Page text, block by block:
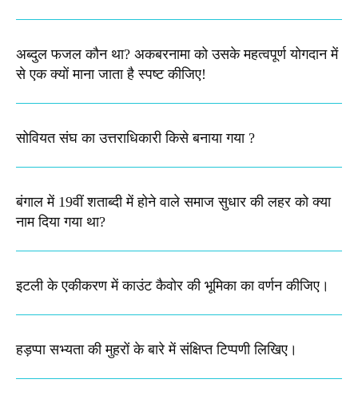
अब्दुल फजल कौन था? अकबरनामा को उसके महत्वपूर्ण योगदान में
से एक क्यों माना जाता है स्पष्ट कीजिए!
सोवियत संघ का उत्तराधिकारी किसे बनाया गया ?
बंगाल में 19वीं शताब्दी में होने वाले समाज सुधार की लहर को क्या
नाम दिया गया था?
इटली के एकीकरण में काउंट कैवोर की भूमिका का वर्णन कीजिए।
हड़प्पा सभ्यता की मुहरों के बारे में संक्षिप्त टिप्पणी लिखिए।